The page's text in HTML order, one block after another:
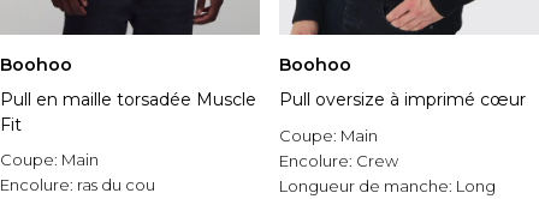
Boohoo
Pull en maille torsadée Muscle
Fit
Coupe: Main
Encolure: ras du cou
Boohoo
Pull oversize à imprimé cœur
Coupe: Main
Encolure: Crew
Longueur de manche: Long